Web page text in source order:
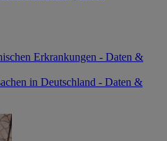
Erkrankungen - Daten &
in Deutschland - Daten &